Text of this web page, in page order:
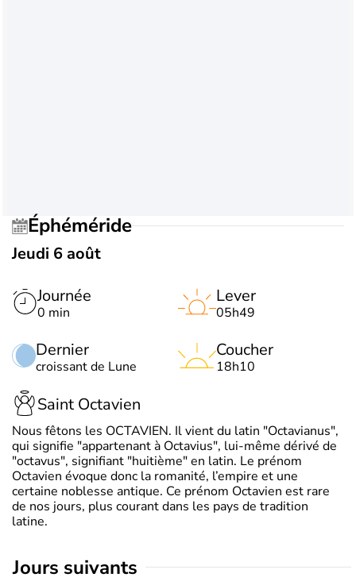
Éphéméride
Jeudi 6 août
Journée
0 min
Dernier
croissant de Lune
Lever
05h49
Coucher
18h10
Saint Octavien
Nous fêtons les OCTAVIEN. Il vient du latin "Octavianus",
qui signifie "appartenant à Octavius", lui-même dérivé de
"octavus", signifiant "huitième" en latin. Le prénom
Octavien évoque donc la romanité, l’empire et une
certaine noblesse antique. Ce prénom Octavien est rare
de nos jours, plus courant dans les pays de tradition
latine.
jours suivants